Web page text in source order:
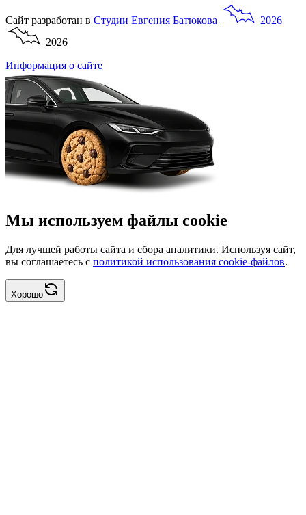
Сайт разработан в Студии Евгения Батюкова
2026
2026
Информация о сайте
Мы используем файлы cookie
Для лучшей работы сайта и сбора аналитики. Используя сайт,
вы соглашаетесь с политикой использования cookie-файлов.
Хорошо